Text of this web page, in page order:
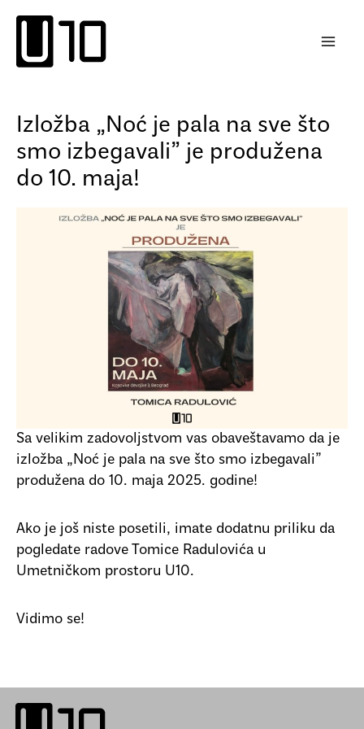
садржај
Izložba „Noć je pala na sve što
smo izbegavali” je produžena
do 10. maja!
Sa velikim zadovoljstvom vas obaveštavamo da je
izložba „Noć je pala na sve što smo izbegavali”
produžena do 10. maja 2025. godine!
Ako je još niste posetili, imate dodatnu priliku da
pogledate radove Tomice Radulovića u
Umetničkom prostoru U10.
Vidimo se!